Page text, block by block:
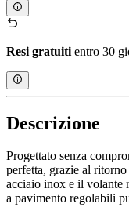
Resi gratuiti entro 30
Descrizione
Progettato senza
perfetta, grazie al
acciaio inox e il volante
a pavimento regolabili